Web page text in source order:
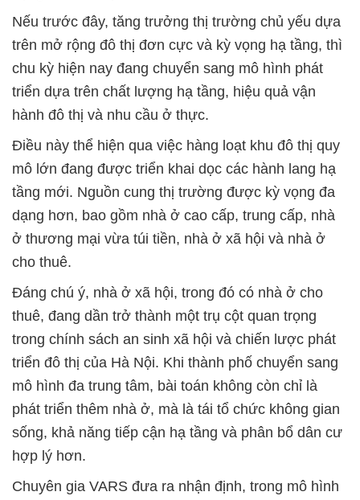
Nếu trước đây, tăng trưởng thị trường chủ yếu dựa
trên mở rộng đô thị đơn cực và kỳ vọng hạ tầng, thì
chu kỳ hiện nay đang chuyển sang mô hình phát
triển dựa trên chất lượng hạ tầng, hiệu quả vận
hành đô thị và nhu cầu ở thực.
Điều này thể hiện qua việc hàng loạt khu đô thị quy
mô lớn đang được triển khai dọc các hành lang hạ
tầng mới. Nguồn cung thị trường được kỳ vọng đa
dạng hơn, bao gồm nhà ở cao cấp, trung cấp, nhà
ở thương mại vừa túi tiền, nhà ở xã hội và nhà ở
cho thuê.
Đáng chú ý, nhà ở xã hội, trong đó có nhà ở cho
thuê, đang dần trở thành một trụ cột quan trọng
trong chính sách an sinh xã hội và chiến lược phát
triển đô thị của Hà Nội. Khi thành phố chuyển sang
mô hình đa trung tâm, bài toán không còn chỉ là
phát triển thêm nhà ở, mà là tái tổ chức không gian
sống, khả năng tiếp cận hạ tầng và phân bổ dân cư
hợp lý hơn.
Chuyên gia VARS đưa ra nhận định, trong mô hình